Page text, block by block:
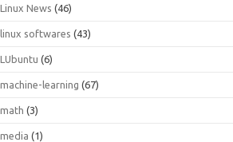
Linux News (46)
linux softwares (43)
LUbuntu (6)
machine-learning (67)
math (3)
media (1)